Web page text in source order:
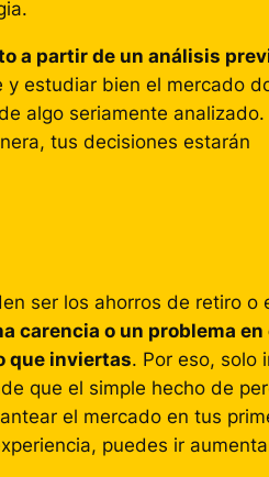
a partir de un análisis
estudiar bien el mercado
algo seriamente analizado.
tus decisiones estarán
ser los ahorros de retiro o
carencia o un problema en
que inviertas. Por eso, solo
que el simple hecho de
el mercado en tus
puedes ir